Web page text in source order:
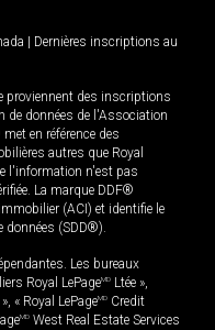
Dernières inscriptions au
proviennent des inscriptions
de données de l'Association
en référence des
autres que Royal
l'information n'est pas
La marque DDF®
(ACI) et identifie le
données (SDD®).
Les bureaux
Royal LePageMD Ltée »,
», « Royal LePageMD Credit
MD West Real Estate Services